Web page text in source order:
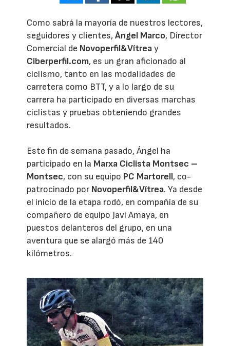
Como sabrá la mayoría de nuestros lectores,
seguidores y clientes,Ángel Marco, Director
Comercial de Novoperfil&Vítreay
Ciberperfil.com, es un gran aficionado al
ciclismo, tanto en las modalidades de
carretera como BTT, y a lo largo de su
carrera ha participado en diversas marchas
ciclistas y pruebas obteniendo grandes
resultados.
Este fin de semana pasado, Ángel ha
participado en la Marxa Ciclista Montsec –
Montsec, con su equipo PC Martorell, co-
patrocinado por Novoperfil&Vítrea. Ya desde
el inicio de la etapa rodó, en compañía de su
compañero de equipo Javi Amaya, en
puestos delanteros del grupo, en una
aventura que se alargó más de 140
kilómetros.